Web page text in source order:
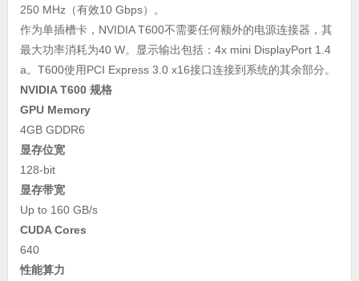
250 MHz（有效10 Gbps）。
作为单插槽卡，NVIDIA T600不需要任何额外的电源连接器，其
最大功率消耗为40 W。显示输出包括：4x mini DisplayPort 1.4
a。T600使用PCI Express 3.0 x16接口连接到系统的其余部分。
NVIDIA T600 规格
GPU Memory
4GB GDDR6
显存位宽
128-bit
显存带宽
Up to 160 GB/s
CUDA Cores
640
性能算力